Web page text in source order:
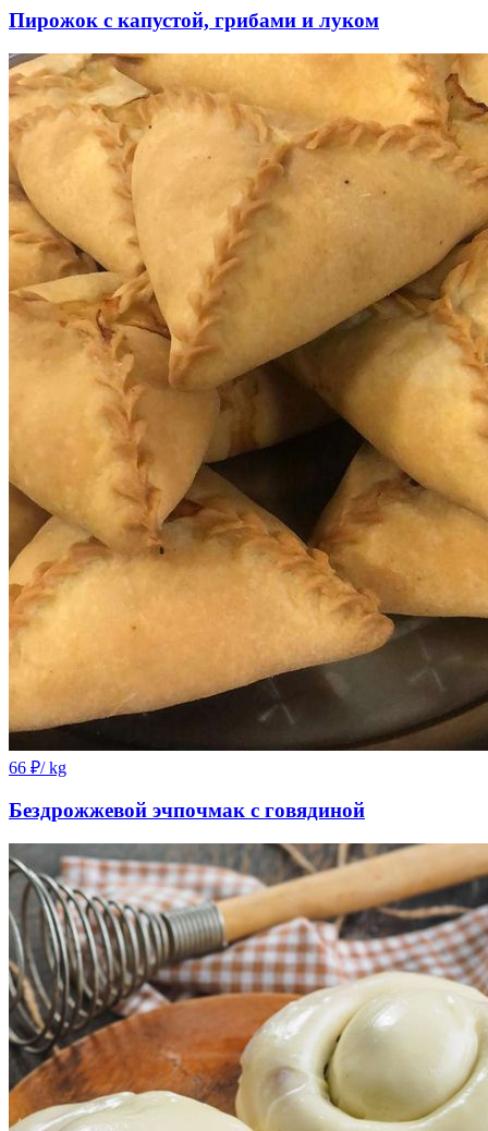
Пирожок с капустой, грибами и луком
66 ₽/ kg
Бездрожжевой эчпочмак с говядиной